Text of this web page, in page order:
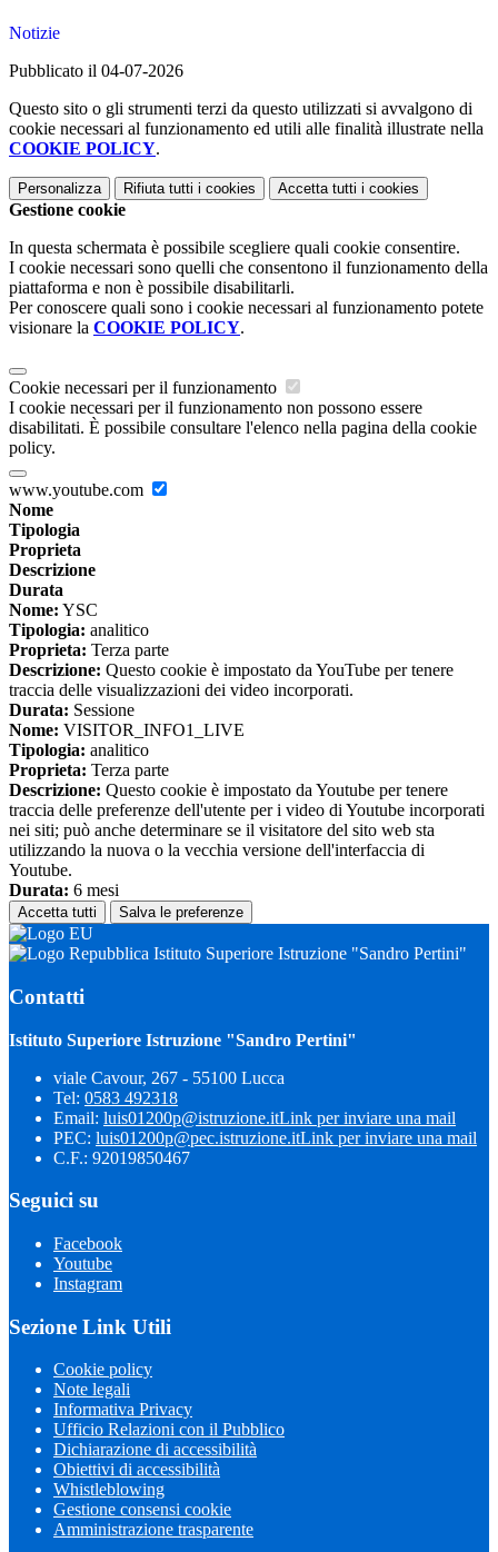
Notizie
Pubblicato il 04-07-2026
Questo sito o gli strumenti terzi da questo utilizzati si avvalgono di
cookie necessari al funzionamento ed utili alle finalità illustrate nella
COOKIE POLICY.
Personalizza Rifiuta tutti i cookies Accetta tutti i cookies
Gestione cookie
In questa schermata è possibile scegliere quali cookie consentire.
I cookie necessari sono quelli che consentono il funzionamento della
piattaforma e non è possibile disabilitarli.
Per conoscere quali sono i cookie necessari al funzionamento potete
visionare la COOKIE POLICY.
Cookie necessari per il funzionamento
I cookie necessari per il funzionamento non possono essere
disabilitati. È possibile consultare l'elenco nella pagina della cookie
policy.
www.youtube.com
Nome
Tipologia
Proprieta
Descrizione
Durata
Nome: YSC
Tipologia: analitico
Proprieta: Terza parte
Descrizione: Questo cookie è impostato da YouTube per tenere
traccia delle visualizzazioni dei video incorporati.
Durata: Sessione
Nome: VISITOR_INFO1_LIVE
Tipologia: analitico
Proprieta: Terza parte
Descrizione: Questo cookie è impostato da Youtube per tenere
traccia delle preferenze dell'utente per i video di Youtube incorporati
nei siti; può anche determinare se il visitatore del sito web sta
utilizzando la nuova o la vecchia versione dell'interfaccia di
Youtube.
Durata: 6 mesi
Accetta tutti Salva le preferenze
Istituto Superiore Istruzione "Sandro Pertini"
Contatti
Istituto Superiore Istruzione "Sandro Pertini"
viale Cavour, 267 - 55100 Lucca
Tel: 0583 492318
Email: luis01200p@istruzione.itLink per inviare una mail
PEC: luis01200p@pec.istruzione.itLink per inviare una mail
C.F.: 92019850467
Seguici su
Facebook
Youtube
Instagram
Sezione Link Utili
Cookie policy
Note legali
Informativa Privacy
Ufficio Relazioni con il Pubblico
Dichiarazione di accessibilità
Obiettivi di accessibilità
Whistleblowing
Gestione consensi cookie
Amministrazione trasparente